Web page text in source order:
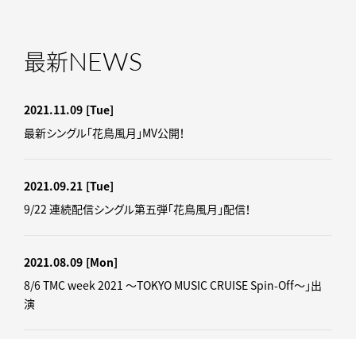
最新NEWS
2021.11.09 [Tue]
最新シングル「花鳥風月」MV公開！
2021.09.21 [Tue]
9/22 連続配信シングル第五弾「花鳥風月」配信！
2021.08.09 [Mon]
8/6 TMC week 2021 ～TOKYO MUSIC CRUISE Spin-Off～」出
演